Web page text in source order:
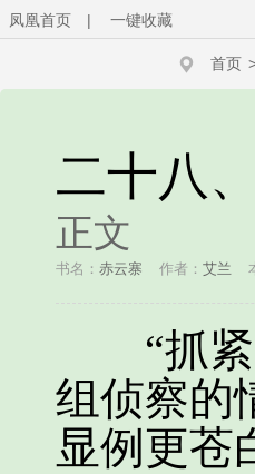
凤凰首页 | 一键收藏
首页
二十八
正文
书名： 赤云寨 作者： 艾兰
“抓紧
组侦察的
显例更苍